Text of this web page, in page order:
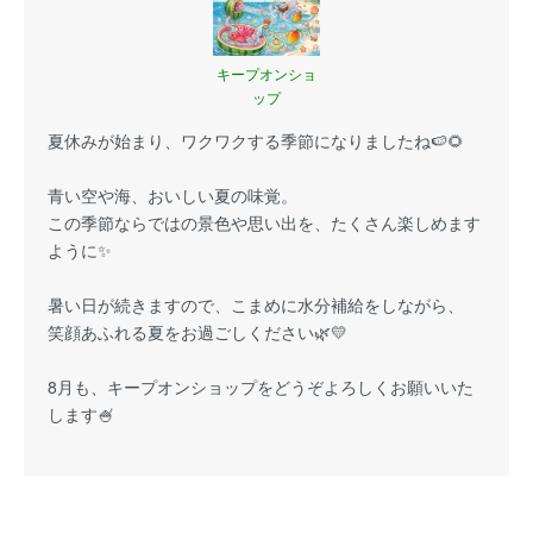
キープオンショ
ップ
夏休みが始まり、ワクワクする季節になりましたね🍉🌻
青い空や海、おいしい夏の味覚。
この季節ならではの景色や思い出を、たくさん楽しめます
ように✨
暑い日が続きますので、こまめに水分補給をしながら、
笑顔あふれる夏をお過ごしください🌿💛
8月も、キープオンショップをどうぞよろしくお願いいた
します🍧